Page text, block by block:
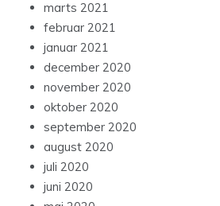
marts 2021
februar 2021
januar 2021
december 2020
november 2020
oktober 2020
september 2020
august 2020
juli 2020
juni 2020